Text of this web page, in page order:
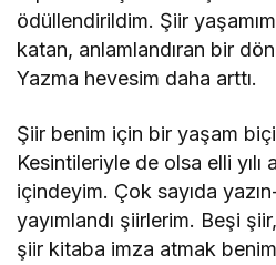
ödüllendirildim. Şiir
katan, anlamlandıran bir
Yazma hevesim daha arttı.
Şiir benim için bir yaşam
Kesintileriyle de olsa elli yılı
içindeyim. Çok sayıda
yayımlandı şiirlerim. Beşi
şiir kitaba imza atmak